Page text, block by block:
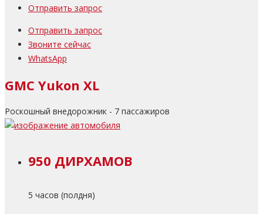
Отправить запрос
Отправить запрос
Звоните сейчас
WhatsApp
GMC Yukon XL
Роскошный внедорожник - 7 пассажиров
950 ДИРХАМОВ
5 часов (полдня)